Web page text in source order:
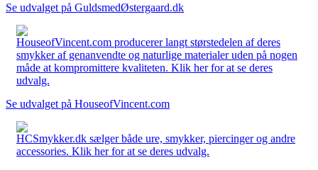
Se udvalget på GuldsmedØstergaard.dk
HouseofVincent.com producerer langt størstedelen af deres
smykker af genanvendte og naturlige materialer uden på nogen
måde at kompromittere kvaliteten. Klik her for at se deres
udvalg.
Se udvalget på HouseofVincent.com
HCSmykker.dk sælger både ure, smykker, piercinger og andre
accessories. Klik her for at se deres udvalg.